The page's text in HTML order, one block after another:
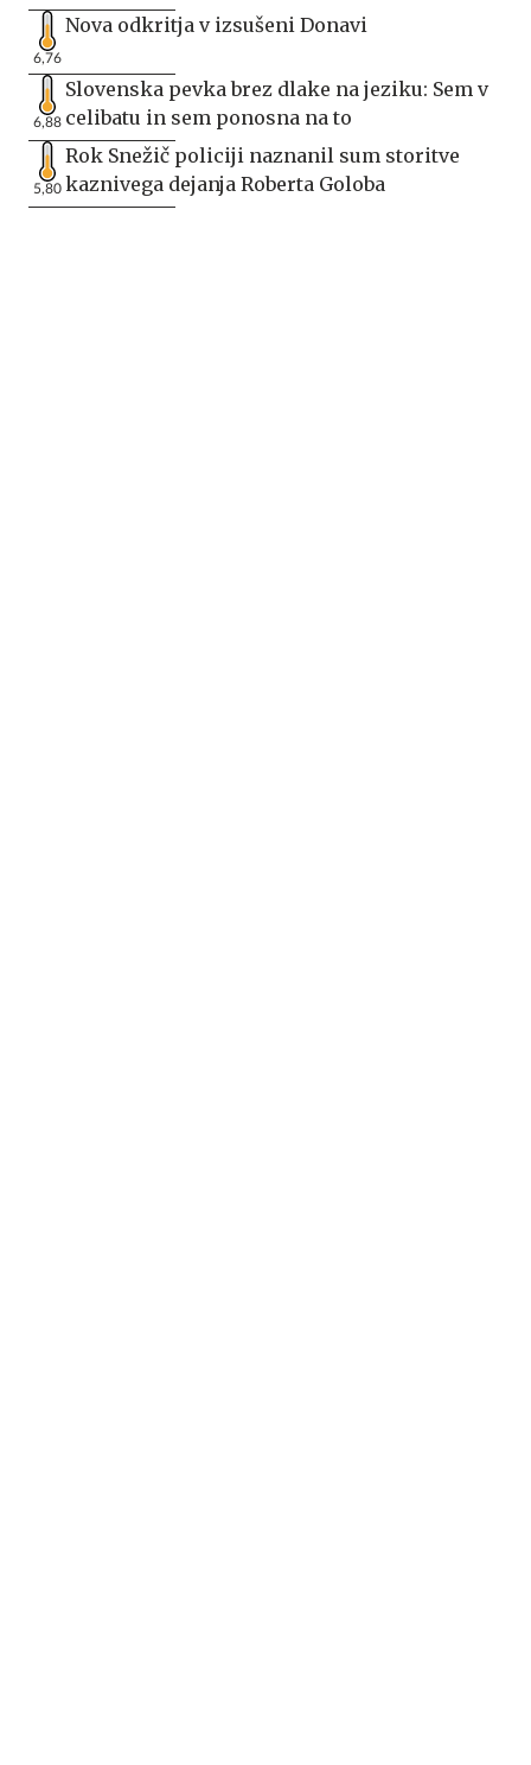
6,76
Nova odkritja v izsušeni Donavi
6,88
Slovenska pevka brez dlake na jeziku: Sem v
celibatu in sem ponosna na to
5,80
Rok Snežič policiji naznanil sum storitve
kaznivega dejanja Roberta Goloba